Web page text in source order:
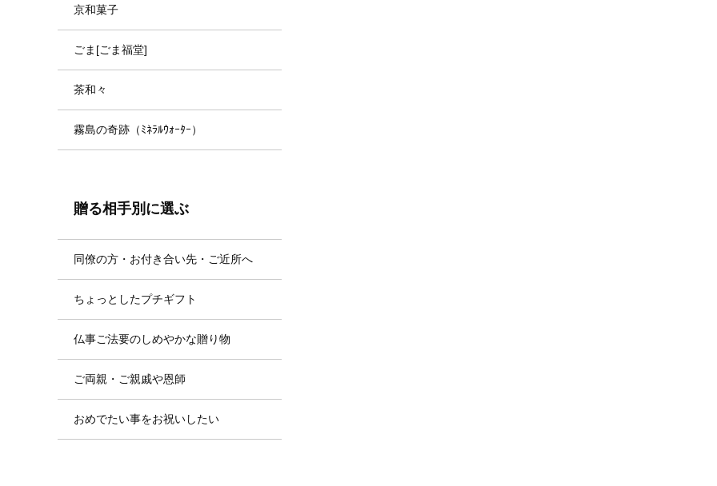
京和菓子
ごま[ごま福堂]
茶和々
霧島の奇跡（ﾐﾈﾗﾙｳｫｰﾀｰ）
贈る相手別に選ぶ
同僚の方・お付き合い先・ご近所へ
ちょっとしたプチギフト
仏事ご法要のしめやかな贈り物
ご両親・ご親戚や恩師
おめでたい事をお祝いしたい